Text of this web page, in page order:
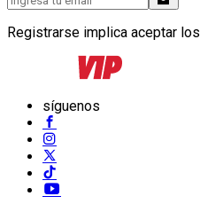
Registrarse implica aceptar los
síguenos